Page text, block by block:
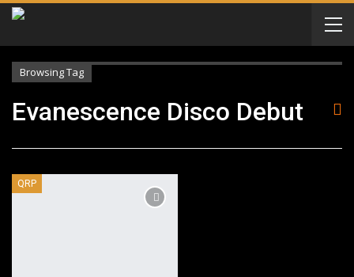
Browsing Tag
Evanescence Disco Debut
QRP